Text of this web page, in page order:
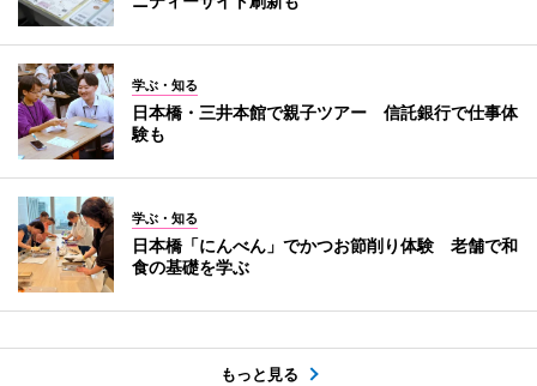
学ぶ・知る
日本橋・三井本館で親子ツアー 信託銀行で仕事体
験も
学ぶ・知る
日本橋「にんべん」でかつお節削り体験 老舗で和
食の基礎を学ぶ
もっと見る